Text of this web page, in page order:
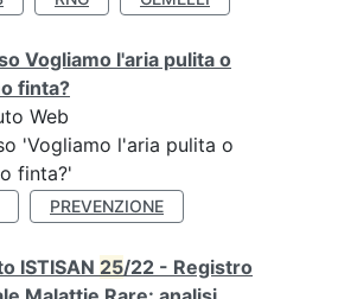
Vogliamo l'aria pulita o
finta?
Web
'Vogliamo l'aria pulita o
finta?'
PREVENZIONE
ISTISAN 25/22 - Registro